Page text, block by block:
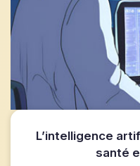
L’intelligence
santé